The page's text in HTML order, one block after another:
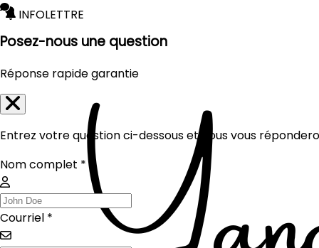
INFOLETTRE
Posez-nous une question
Réponse rapide garantie
Entrez votre question ci-dessous et nous vous
Nom complet *
Courriel *